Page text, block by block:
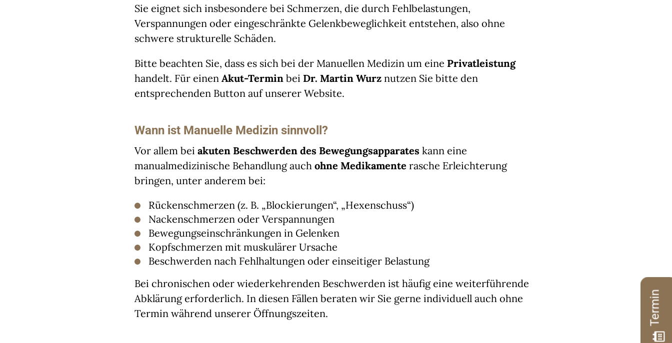
Termin
Sie eignet sich insbesondere bei Schmerzen, die durch Fehlbelastungen,
Verspannungen oder eingeschränkte Gelenkbeweglichkeit entstehen, also ohne
schwere strukturelle Schäden.
Bitte beachten Sie, dass es sich bei der Manuellen Medizin um eine Privatleistung
handelt. Für einen Akut-Terminbei Dr. Martin Wurznutzen Sie bitte den
entsprechenden Button auf unserer Website.
Wann ist Manuelle Medizin sinnvoll?
Vor allem bei akuten Beschwerden des Bewegungsapparates kann eine
manualmedizinische Behandlung auch ohne Medikamente rasche Erleichterung
bringen, unter anderem bei:
Rückenschmerzen (z. B. „Blockierungen“, „Hexenschuss“)
Nackenschmerzen oder Verspannungen
Bewegungseinschränkungen in Gelenken
Kopfschmerzen mit muskulärer Ursache
Beschwerden nach Fehlhaltungen oder einseitiger Belastung
Bei chronischen oder wiederkehrenden Beschwerden ist häufig eine weiterführende
Abklärung erforderlich. In diesen Fällen beraten wir Sie gerne individuell auch ohne
Termin während unserer Öffnungszeiten.